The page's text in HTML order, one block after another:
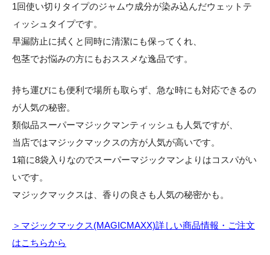
1回使い切りタイプのジャムウ成分が染み込んだウェットテ
ィッシュタイプです。
早漏防止に拭くと同時に清潔にも保ってくれ、
包茎でお悩みの方にもおススメな逸品です。
持ち運びにも便利で場所も取らず、急な時にも対応できるの
が人気の秘密。
類似品スーパーマジックマンティッシュも人気ですが、
当店ではマジックマックスの方が人気が高いです。
1箱に8袋入りなのでスーパーマジックマンよりはコスパがい
いです。
マジックマックスは、香りの良さも人気の秘密かも。
＞マジックマックス(MAGICMAXX)詳しい商品情報・ご注文
はこちらから